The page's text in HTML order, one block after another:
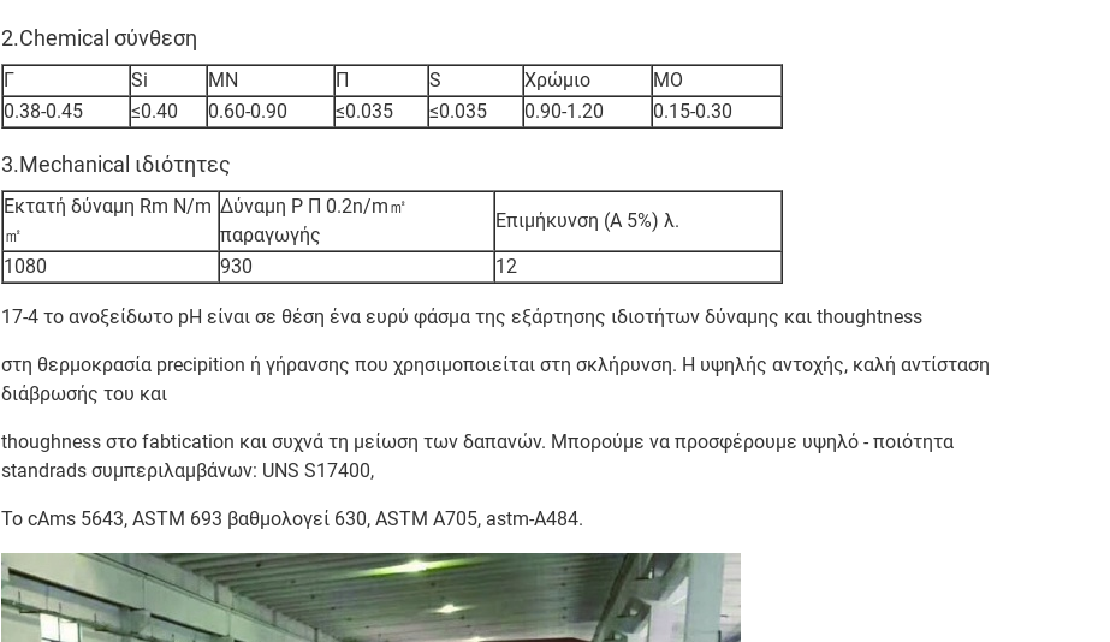
2.Chemical σύνθεση
Γ Si ΜΝ Π S Χρώμιο
MO
0.38-0.45
≤0.40 0.60-0.90 ≤0.035 ≤0.035 0.90-1.20 0.15-0.30
3.Mechanical ιδιότητες
Εκτατή δύναμη Rm N/m
㎡
Δύναμη Ρ Π 0.2n/m㎡
παραγωγής
Επιμήκυνση (Α 5%) λ.
1080
930 12
17-4 το ανοξείδωτο pH είναι σε θέση ένα ευρύ φάσμα της εξάρτησης ιδιοτήτων δύναμης και thoughtness
στη θερμοκρασία precipition ή γήρανσης που χρησιμοποιείται στη σκλήρυνση. Η υψηλής αντοχής, καλή αντίσταση
διάβρωσής του και
thoughness στο fabtication και συχνά τη μείωση των δαπανών. Μπορούμε να προσφέρουμε υψηλό - ποιότητα
standrads συμπεριλαμβάνων: UNS S17400,
Το cAms 5643, ASTM 693 βαθμολογεί 630, ASTM A705, astm-A484.